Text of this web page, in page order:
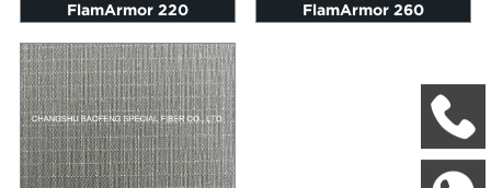
FlamArmor 220 FlamArmor 260